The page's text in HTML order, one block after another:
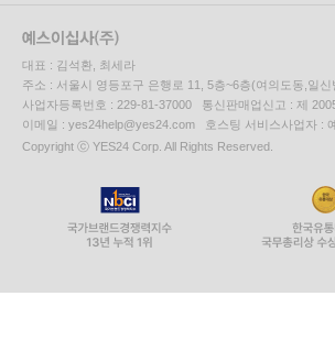
대표 : 김석환, 최세라
주소 : 서울시 영등포구 은행로 11, 5층~6층(여의도동,일신
사업자등록번호 : 229-81-37000 통신판매업신고 : 제
이메일 : yes24help@yes24.com 호스팅 서비스사업자 :
Copyright ⓒ YES24 Corp. All Rights Reserved.